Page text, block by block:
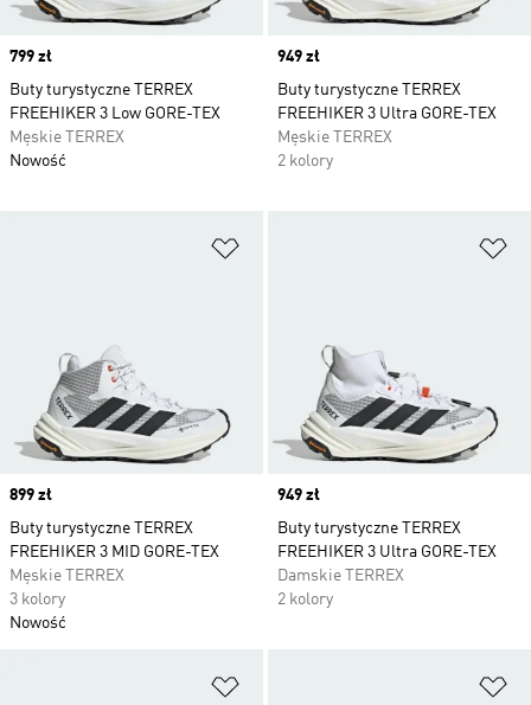
Price
799 zł
Buty turystyczne TERREX
FREEHIKER 3 Low GORE-TEX
Męskie TERREX
Nowość
Price
949 zł
Buty turystyczne TERREX
FREEHIKER 3 Ultra GORE-TEX
Męskie TERREX
2 kolory
Price
899 zł
Buty turystyczne TERREX
FREEHIKER 3 MID GORE-TEX
Męskie TERREX
3 kolory
Nowość
Price
949 zł
Buty turystyczne TERREX
FREEHIKER 3 Ultra GORE-TEX
Damskie TERREX
2 kolory